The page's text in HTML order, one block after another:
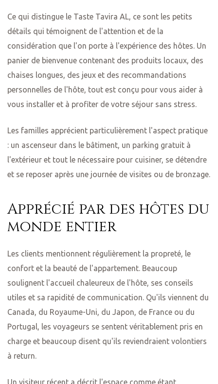
Ce qui distingue le Taste Tavira AL, ce sont les petits
détails qui témoignent de l'attention et de la
considération que l'on porte à l'expérience des hôtes. Un
panier de bienvenue contenant des produits locaux, des
chaises longues, des jeux et des recommandations
personnelles de l'hôte, tout est conçu pour vous aider à
vous installer et à profiter de votre séjour sans stress.
Les familles apprécient particulièrement l'aspect pratique
: un ascenseur dans le bâtiment, un parking gratuit à
l'extérieur et tout le nécessaire pour cuisiner, se détendre
et se reposer après une journée de visites ou de bronzage.
Apprécié par des hôtes du
monde entier
Les clients mentionnent régulièrement la propreté, le
confort et la beauté de l'appartement. Beaucoup
soulignent l'accueil chaleureux de l'hôte, ses conseils
utiles et sa rapidité de communication. Qu'ils viennent du
Canada, du Royaume-Uni, du Japon, de France ou du
Portugal, les voyageurs se sentent véritablement pris en
charge et beaucoup disent qu'ils reviendraient volontiers
à return.
Un visiteur récent a décrit l'espace comme étant